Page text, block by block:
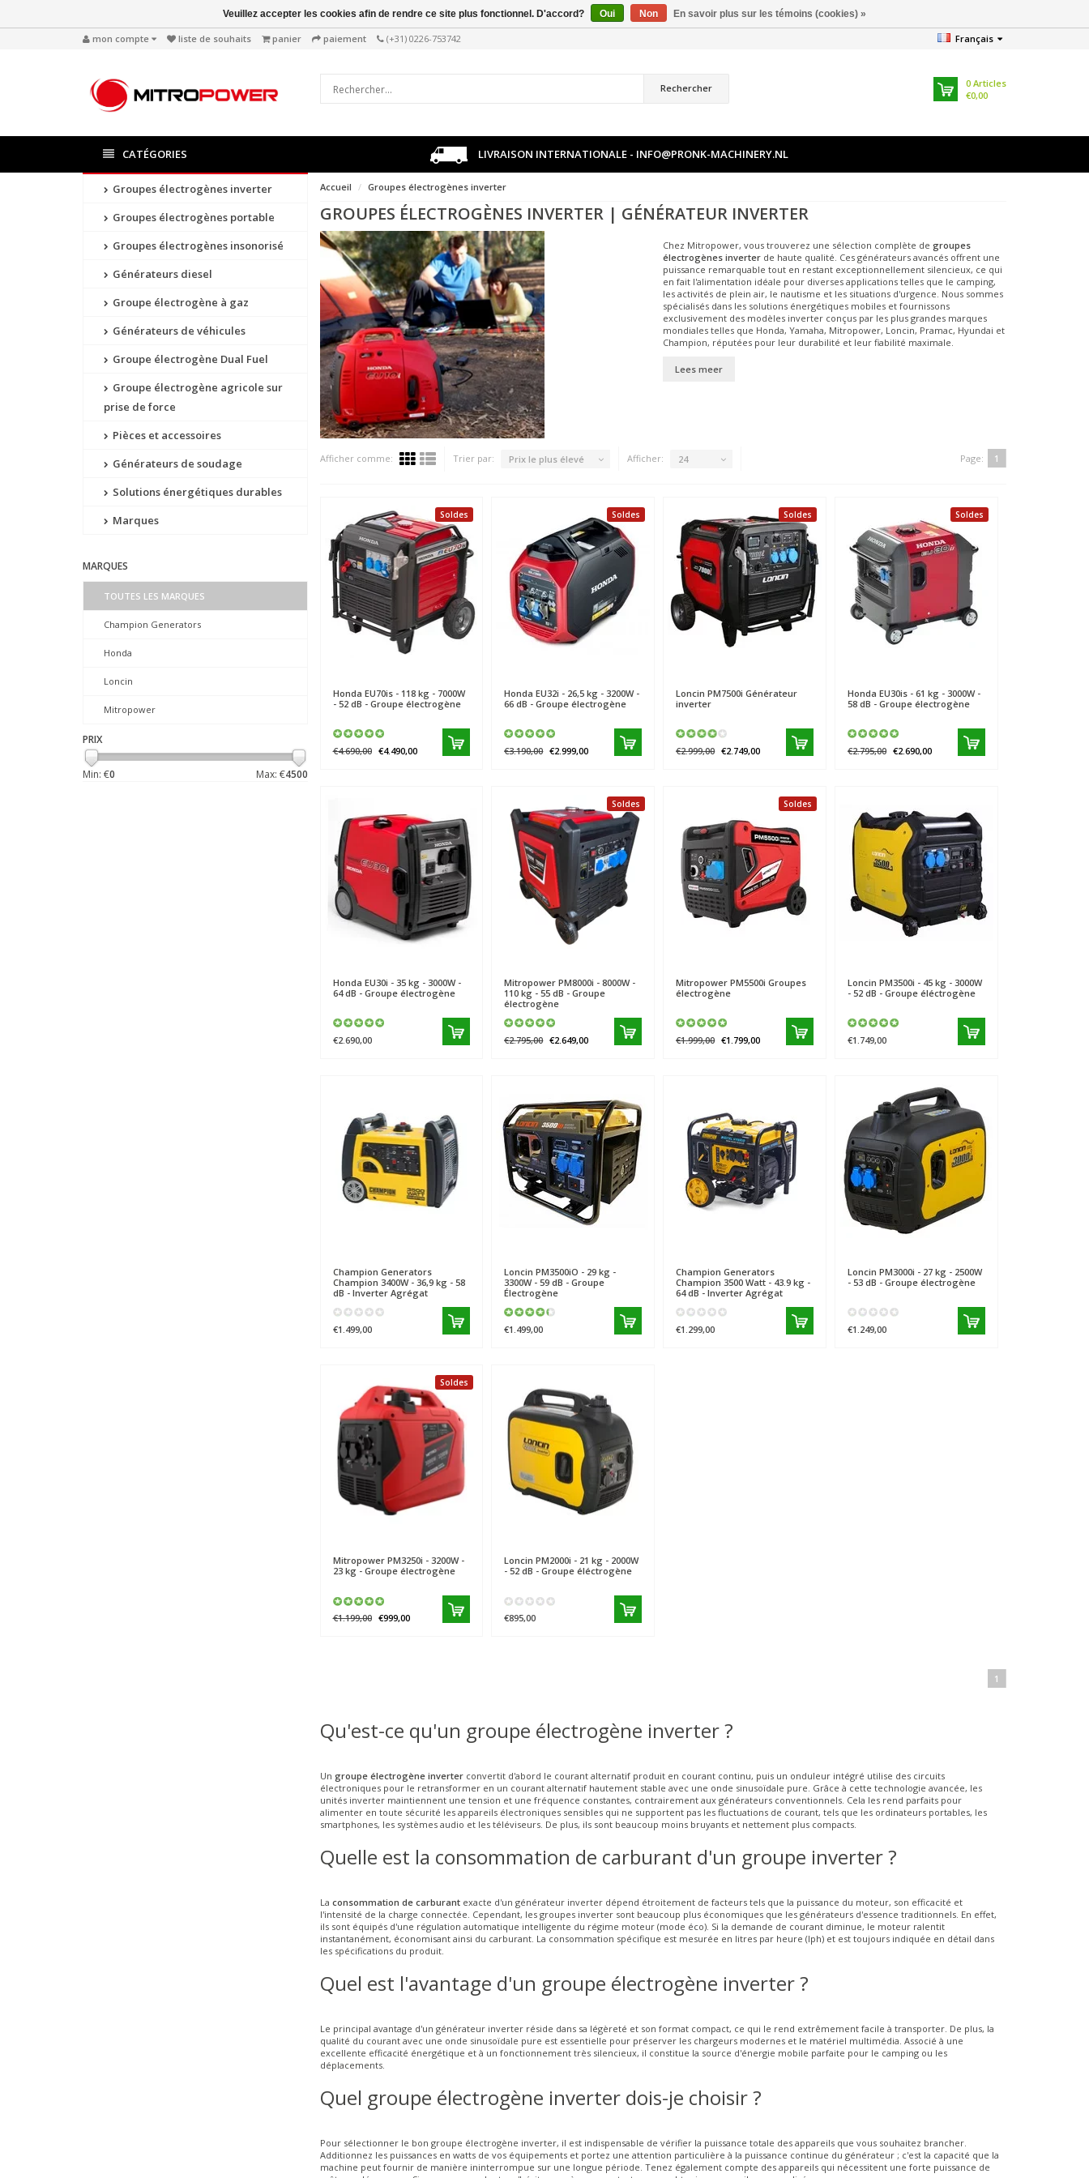
mon compte liste de souhaits panier paiement (+31) 0226-753742 Français
Rechercher 0 Articles
€0,00
CATÉGORIES LIVRAISON INTERNATIONALE - INFO@PRONK-MACHINERY.NL
Groupes électrogènes inverter
Groupes électrogènes portable
Groupes électrogènes insonorisé
Générateurs diesel
Groupe électrogène à gaz
Générateurs de véhicules
Groupe électrogène Dual Fuel
Groupe électrogène agricole sur
prise de force
Pièces et accessoires
Générateurs de soudage
Solutions énergétiques durables
Marques
MARQUES
TOUTES LES MARQUES
Champion Generators
Honda
Loncin
Mitropower
PRIX
Min: €0 Max: €4500
Accueil Groupes électrogènes inverter
GROUPES ÉLECTROGÈNES INVERTER | GÉNÉRATEUR INVERTER
Chez Mitropower, vous trouverez une sélection complète degroupes
électrogènes inverter de haute qualité. Ces générateurs avancés offrent une
puissance remarquable tout en restant exceptionnellement silencieux, ce qui
en fait l'alimentation idéale pour diverses applications telles que le camping,
les activités de plein air, le nautisme et les situations d'urgence. Nous sommes
spécialisés dans les solutions énergétiques mobiles et fournissons
exclusivement des modèles inverter conçus par les plus grandes marques
mondiales telles que Honda, Yamaha, Mitropower, Loncin, Pramac, Hyundai et
Champion, réputées pour leur durabilité et leur fiabilité maximale.
Lees meer
Afficher comme: Trier par: Prix le plus élevé Afficher: 24 Page: 1
Soldes
Honda EU70is - 118 kg - 7000W
- 52 dB - Groupe électrogène
€4.690,00 €4.490,00
Soldes
Honda EU32i - 26,5 kg - 3200W -
66 dB - Groupe électrogène
€3.190,00 €2.999,00
Soldes
Loncin PM7500i Générateur
inverter
€2.999,00 €2.749,00
Soldes
Honda EU30is - 61 kg - 3000W -
58 dB - Groupe électrogène
€2.795,00 €2.690,00
Honda EU30i - 35 kg - 3000W -
64 dB - Groupe électrogène
€2.690,00
Soldes
Mitropower PM8000i - 8000W -
110 kg - 55 dB - Groupe
électrogène
€2.795,00 €2.649,00
Soldes
Mitropower PM5500i Groupes
électrogène
€1.999,00 €1.799,00
Loncin PM3500i - 45 kg - 3000W
- 52 dB - Groupe éléctrogène
€1.749,00
Champion Generators
Champion 3400W - 36,9 kg - 58
dB - Inverter Agrégat
€1.499,00
Loncin PM3500iO - 29 kg -
3300W - 59 dB - Groupe
Électrogène
€1.499,00
Champion Generators
Champion 3500 Watt - 43.9 kg -
64 dB - Inverter Agrégat
€1.299,00
Loncin PM3000i - 27 kg - 2500W
- 53 dB - Groupe électrogène
€1.249,00
Soldes
MitropowerPM3250i - 3200W -
23 kg - Groupe électrogène
€1.199,00 €999,00
Loncin PM2000i - 21 kg - 2000W
- 52 dB - Groupe éléctrogène
€895,00
1
Qu'est-ce qu'un groupe électrogène inverter ?
Un groupe électrogène inverterconvertit d'abord le courant alternatif produit en courant continu, puis un onduleur intégré utilise des circuits
électroniques pour le retransformer en un courant alternatif hautement stable avec une onde sinusoïdale pure. Grâce à cette technologie avancée, les
unités inverter maintiennent une tension et une fréquence constantes, contrairement aux générateurs conventionnels. Cela les rend parfaits pour
alimenter en toute sécurité les appareils électroniques sensibles qui ne supportent pas les fluctuations de courant, tels que les ordinateurs portables, les
smartphones, les systèmes audio et les téléviseurs. De plus, ils sont beaucoup moins bruyants et nettement plus compacts.
Quelle est la consommation de carburant d'un groupe inverter ?
La consommation de carburantexacte d'un générateur inverter dépend étroitement de facteurs tels que la puissance du moteur, son efficacité et
l'intensité de la charge connectée. Cependant, les groupes inverter sont beaucoup plus économiques que les générateurs d'essence traditionnels. En effet,
ils sont équipés d'une régulation automatique intelligente du régime moteur (mode éco). Si la demande de courant diminue, le moteur ralentit
instantanément, économisant ainsi du carburant. La consommation spécifique est mesurée en litres par heure (lph) et est toujours indiquée en détail dans
les spécifications du produit.
Quel est l'avantage d'un groupe électrogène inverter ?
Le principal avantage d'un générateur inverter réside dans sa légèreté et son format compact, ce qui le rend extrêmement facile à transporter. De plus, la
qualité du courant avec une onde sinusoïdale pure est essentielle pour préserver les chargeurs modernes et le matériel multimédia. Associé à une
excellente efficacité énergétique et à un fonctionnement très silencieux, il constitue la source d'énergie mobile parfaite pour le camping ou les
déplacements.
Quel groupe électrogène inverter dois-je choisir ?
Pour sélectionner le bon groupe électrogène inverter, il est indispensable de vérifier la puissance totale des appareils que vous souhaitez brancher.
Additionnez les puissances en watts de vos équipements et portez une attention particulière à la puissance continue du générateur ; c'est la capacité que la
machine peut fournir de manière ininterrompue sur une longue période. Tenez également compte des appareils qui nécessitent une forte puissance de
Veuillez accepter les cookies afin de rendre ce site plus fonctionnel. D'accord? Oui Non En savoir plus sur les témoins (cookies) »